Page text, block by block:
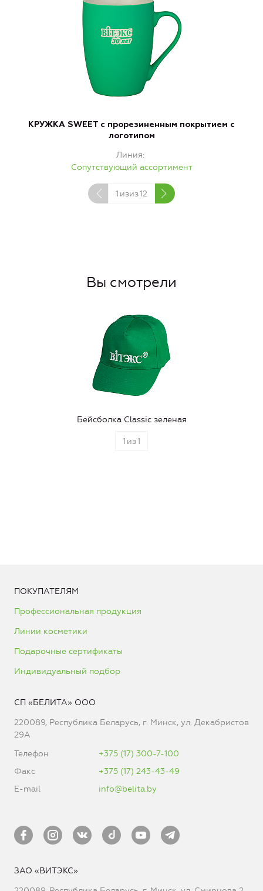
КРУЖКА SWEET с прорезиненным покрытием с
логотипом
Линия
Сопутствующий ассортимент
1 изиз12
Вы смотрели
Бейсболка Classic зеленая
1 из1
ПОКУПАТЕЛЯМ
Профессиональная продукция
Линии косметики
Подарочные сертификаты
Индивидуальный подбор
СП «БЕЛИТА» ООО
220089, Республика Беларусь, г. Минск, ул. Декабристов
29А
Телефон
+375 (17) 300-7-100
Факс
+375 (17) 243-43-49
E-mail
info@belita.by
ЗАО «ВИТЭКС»